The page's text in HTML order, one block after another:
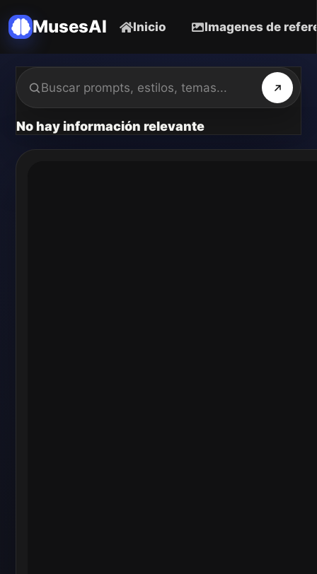
MusesAI Inicio Imagenes de
No hay información relevante